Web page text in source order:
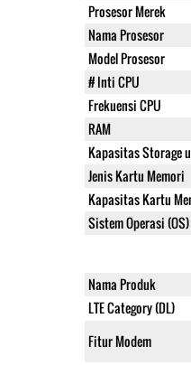
Prosesor Merek
Nama Prosesor
Model Prosesor
# Inti CPU
Frekuensi CPU
RAM
Kapasitas Storage
Jenis Kartu Memori
Kapasitas Kartu
Sistem Operasi (OS)
Nama Produk
LTE Category (DL)
Fitur Modem